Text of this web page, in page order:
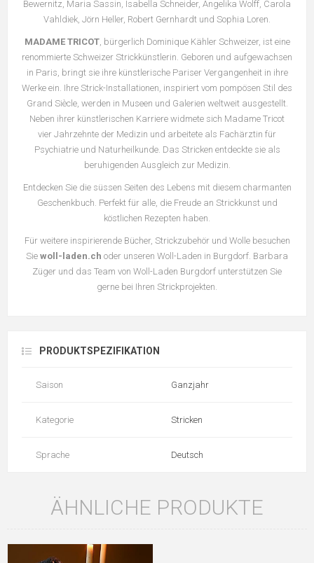
Bewernitz, Maria Sassin, Isabella Schneider, Angelika Wolff, Carola
Vahldiek, Jörn Heller, Robert Gernhardt und Sophia Loren.
MADAME TRICOT, bürgerlich Dominique Kähler Schweizer, ist eine
renommierte Schweizer Strickkünstlerin. Geboren und aufgewachsen
in Paris, bringt sie ihre künstlerische Pariser Vergangenheit in ihre
Werke ein. Ihre Strick-Installationen, inspiriert vom pompösen Stil des
Grand Siècle, werden in Museen und Galerien weltweit ausgestellt.
Neben ihrer künstlerischen Karriere widmete sich Madame Tricot
vier Jahrzehnte der Medizin und arbeitete als Fachärztin für
Psychiatrie und Naturheilkunde. Das Stricken entdeckte sie als
beruhigenden Ausgleich zur Medizin.
Entdecken Sie die süssen Seiten des Lebens mit diesem charmanten
Geschenkbuch. Perfekt für alle, die Freude an Strickkunst und
köstlichen Rezepten haben.
Für weitere inspirierende Bücher, Strickzubehör und Wolle besuchen
Sie woll-laden.ch oder unseren Woll-Laden in Burgdorf. Barbara
Züger und das Team von Woll-Laden Burgdorf unterstützen Sie
gerne bei Ihren Strickprojekten.
PRODUKTSPEZIFIKATION
Saison Ganzjahr
Kategorie Stricken
Sprache Deutsch
ÄHNLICHE PRODUKTE